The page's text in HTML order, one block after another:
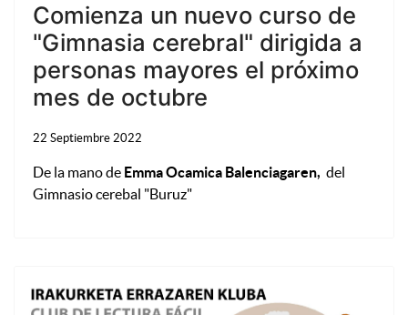
Comienza un nuevo curso de
"Gimnasia cerebral" dirigida a
personas mayores el próximo
mes de octubre
22 Septiembre 2022
De la mano de Emma Ocamica Balenciagaren, del
Gimnasio cerebal "Buruz"